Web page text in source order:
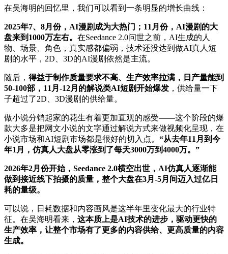
在吴海明的回忆里，我们可以看到一条明显的增长曲线：
2025年7、8月份，AI漫剧成为大热门；11月份，AI漫剧的大
盘来到1000万左右。 在Seedance 2.0问世之前，AI生成的人
物、场景、角色，真实感都偏弱，技术还没达到做AI真人短
剧的水平，2D、3D的AI漫剧依然是主流。
随后， 得益于制作质量要求不高、生产效率拉满，日产量能到
50-100部，11月-12月的解说类AI短剧开始爆发 ，供给量一下
子超过了2D、3D漫剧的供给量。
做小说分销起家的花生有着更加直观的感受——这个阶段的爆
款大多是把网文小说的文字通过解说方式来做视频化呈现，在
小说市场和AI短剧市场都是很好的切入点。 “从去年11月到今
年1月，仿真人大盘从零涨到了每天3000万到4000万。”
2026年2月份开始，Seedance 2.0横空出世，AI仿真人逐渐能
做到接近线下拍摄的质量，整个大盘在3月-5月间迈入过亿日
耗的量级。
可以说，日耗数据和内容画风是这半年里变化最大的行业特
征。在吴海明看来， 这本质上是AI技术的进步，驱动更快的
生产效率，让整个市场有了更多的内容供给、更高质量的内容
生成。